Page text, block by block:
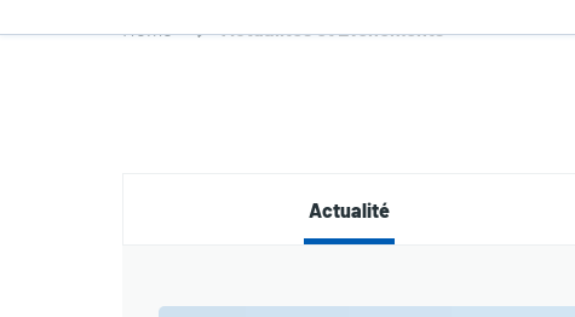
Home Actualités et Événements
Actualité